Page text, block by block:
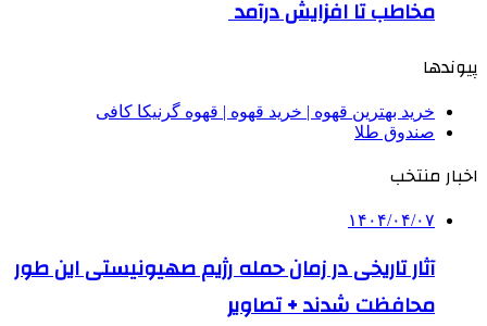
مخاطب تا افزایش درآمد
پیوندها
خرید بهترین قهوه | خرید قهوه | قهوه گرنیکا کافی
صندوق طلا
اخبار منتخب
۱۴۰۴/۰۴/۰۷
آثار تاریخی در زمان حمله رژیم صهیونیستی این طور
محافظت شدند + تصاویر